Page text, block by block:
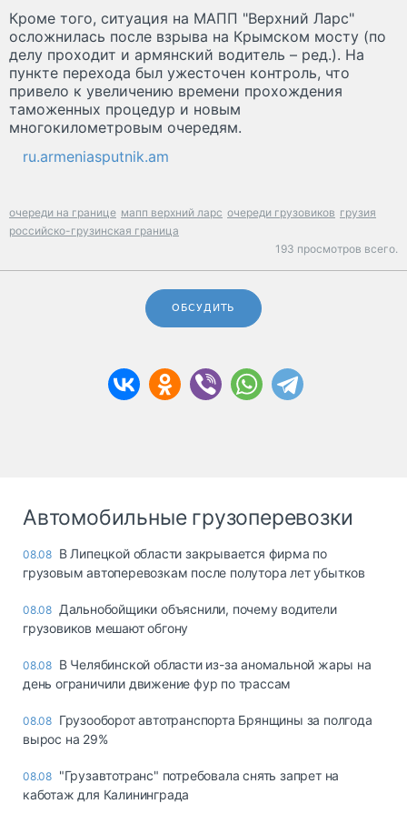
Кроме того, ситуация на МАПП "Верхний Ларс"
осложнилась после взрыва на Крымском мосту (по
делу проходит и армянский водитель – ред.). На
пункте перехода был ужесточен контроль, что
привело к увеличению времени прохождения
таможенных процедур и новым
многокилометровым очередям.
ru.armeniasputnik.am
очереди на границе мапп верхний ларс очереди грузовиков грузия
российско-грузинская граница
193 просмотров всего.
ОБСУДИТЬ
Автомобильные грузоперевозки
08.08 В Липецкой области закрывается фирма по
грузовым автоперевозкам после полутора лет убытков
08.08 Дальнобойщики объяснили, почему водители
грузовиков мешают обгону
08.08 В Челябинской области из-за аномальной жары на
день ограничили движение фур по трассам
08.08 Грузооборот автотранспорта Брянщины за полгода
вырос на 29%
08.08 "Грузавтотранс" потребовала снять запрет на
каботаж для Калининграда